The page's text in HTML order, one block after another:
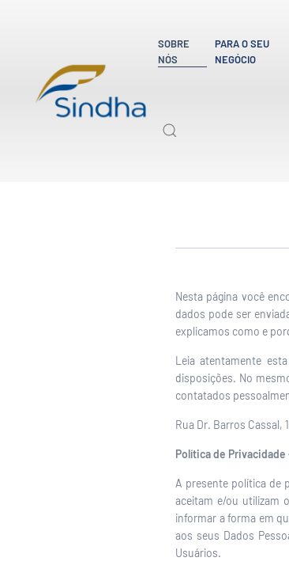
SOBRE
NÓS
PARA O SEU
NEGÓCIO
Nesta página você
dados pode ser
explicamos como e
Leia atentamente
disposições. No
contatados
Rua Dr. Barros Cassal,
Política de Privacidade
A presente política de
aceitam e/ou utilizam
informar a forma em
aos seus Dados
Usuários.